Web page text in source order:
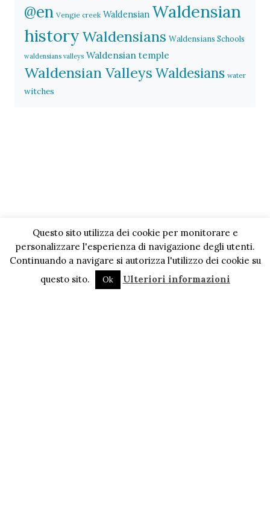
@en Vengie creek Waldensian Waldensian
historyWaldensians Waldensians Schools
waldensians valleys Waldensian temple
Waldensian Valleys Waldesians water
witches
Questo sito utilizza dei cookie per monitorare e
personalizzare l'esperienza di navigazione degli utenti.
Continuando a navigare si autorizza l'utilizzo dei cookie su
questo sito.
Ok Ulteriori informazioni